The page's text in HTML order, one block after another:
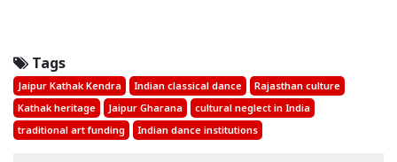
Tags
Jaipur Kathak Kendra Indian classical dance
Rajasthan culture
Kathak heritage
Jaipur Gharana
cultural neglect in India
traditional art funding
Indian dance institutions